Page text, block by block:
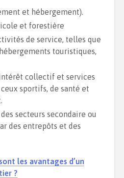
et hébergement).
et forestière
de service, telles que
touristiques,
collectif et services
sportifs, de santé et
secteurs secondaire ou
des entrepôts et des
les avantages d’un
?